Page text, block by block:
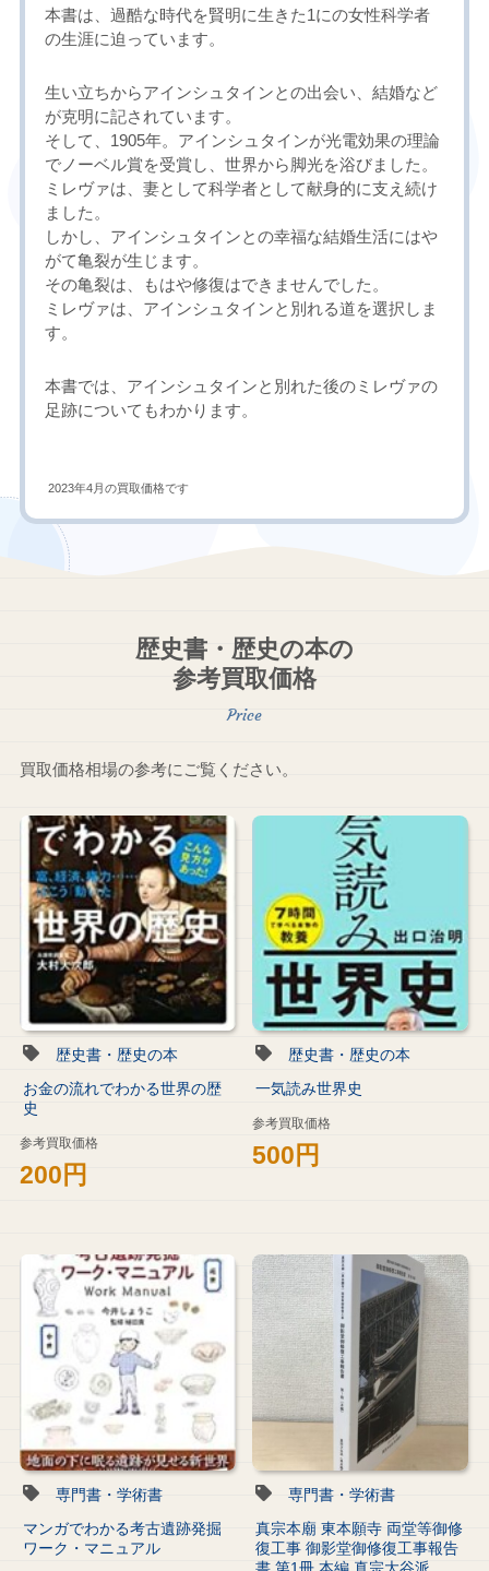
本書は、過酷な時代を賢明に生きた1にの女性科学者
の生涯に迫っています。
生い立ちからアインシュタインとの出会い、結婚など
が克明に記されています。
そして、1905年。アインシュタインが光電効果の理論
でノーベル賞を受賞し、世界から脚光を浴びました。
ミレヴァは、妻として科学者として献身的に支え続け
ました。
しかし、アインシュタインとの幸福な結婚生活にはや
がて亀裂が生じます。
その亀裂は、もはや修復はできませんでした。
ミレヴァは、アインシュタインと別れる道を選択しま
す。
本書では、アインシュタインと別れた後のミレヴァの
足跡についてもわかります。
2023年4月の買取価格です
歴史書・歴史の本の
参考買取価格
買取価格相場の参考にご覧ください。
歴史書・歴史の本
お金の流れでわかる世界の歴
史
参考買取価格
200円
歴史書・歴史の本
一気読み世界史
参考買取価格
500円
専門書・学術書
マンガでわかる考古遺跡発掘
ワーク・マニュアル
専門書・学術書
真宗本廟 東本願寺 両堂等御修
復工事 御影堂御修復工事報告
書 第1冊 本編 真宗大谷派